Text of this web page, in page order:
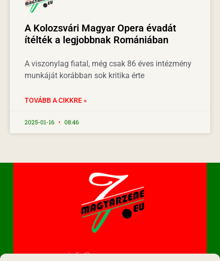
A Kolozsvári Magyar Opera évadát
ítélték a legjobbnak Romániában
A viszonylag fiatal, még csak 86 éves intézmény
munkáját korábban sok kritika érte
TOVÁBB A CIKKRE »
2025-01-16 08:46
info@magyarzene.eu